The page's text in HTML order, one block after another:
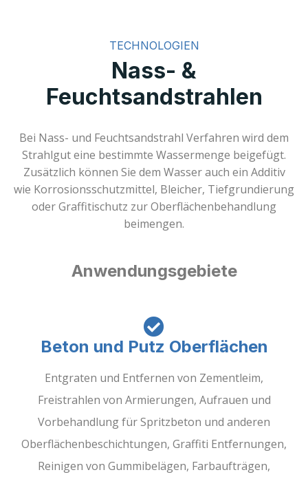
TECHNOLOGIEN
Nass- &
Feuchtsandstrahlen
Bei Nass- und Feuchtsandstrahl Verfahren wird dem
Strahlgut eine bestimmte Wassermenge beigefügt.
Zusätzlich können Sie dem Wasser auch ein Additiv
wie Korrosionsschutzmittel, Bleicher, Tiefgrundierung
oder Graffitischutz zur Oberflächenbehandlung
beimengen.
Anwendungsgebiete
Beton und Putz Oberflächen
Entgraten und Entfernen von Zementleim,
Freistrahlen von Armierungen, Aufrauen und
Vorbehandlung für Spritzbeton und anderen
Oberflächenbeschichtungen, Graffiti Entfernungen,
Reinigen von Gummibelägen, Farbaufträgen,